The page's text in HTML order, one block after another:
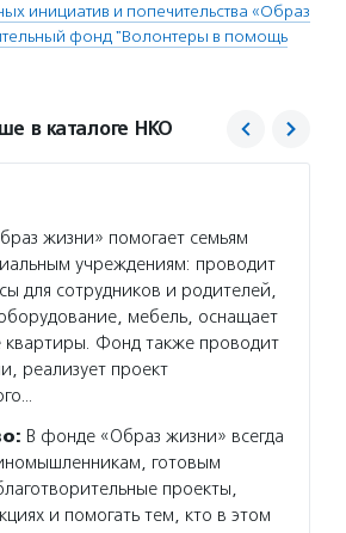
инициатив и попечительства «Образ
фонд "Волонтеры в помощь
в каталоге НКО
жизни» помогает семьям
учреждениям: проводит
для сотрудников и родителей,
мебель, оснащает
Фонд также проводит
реализует проект
В фонде «Образ жизни» всегда
готовым
проекты,
и помогать тем, кто в этом